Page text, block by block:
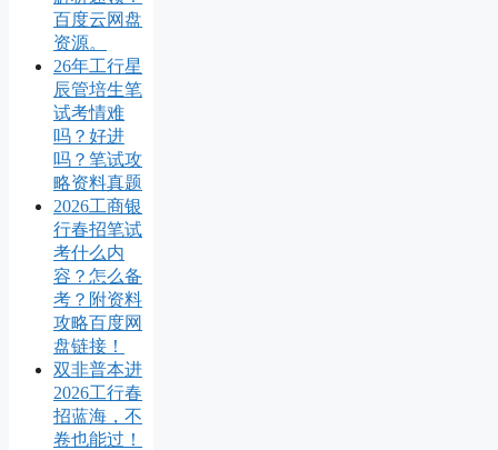
百度云网盘
资源。
26年工行星
辰管培生笔
试考情难
吗？好进
吗？笔试攻
略资料真题
2026工商银
行春招笔试
考什么内
容？怎么备
考？附资料
攻略百度网
盘链接！
双非普本进
2026工行春
招蓝海，不
卷也能过！